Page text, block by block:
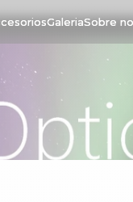
GaleriaSobre